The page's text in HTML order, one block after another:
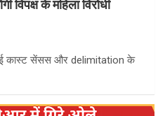
विपक्ष के महिला विरोधी
कास्ट सेंसस और delimitation के